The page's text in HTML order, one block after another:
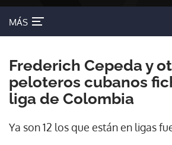
MÁS
Frederich Cepeda y
peloteros cubanos
liga de Colombia
Ya son 12 los que están en ligas